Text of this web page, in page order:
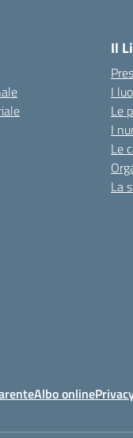
Il
I
Le
I
Le
La
Albo online